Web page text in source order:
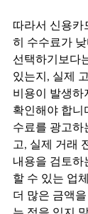
따라서 신용카
히 수수료가
선택하기보다
있는지, 실제
비용이 발생하
확인해야 합니
수료를 광고하
고, 실제 거래
내용을 검토하
할 수 있는 업
더 많은 금액